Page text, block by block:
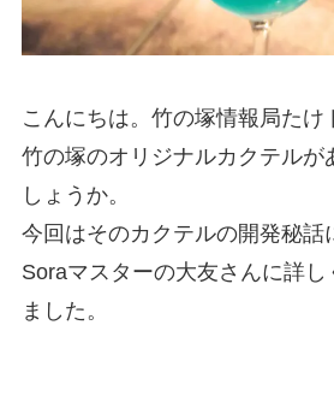
こんにちは。竹の塚情報局たけ
竹の塚のオリジナルカクテルが
しょうか。
今回はそのカクテルの開発秘話
Soraマスターの大友さんに詳し
ました。